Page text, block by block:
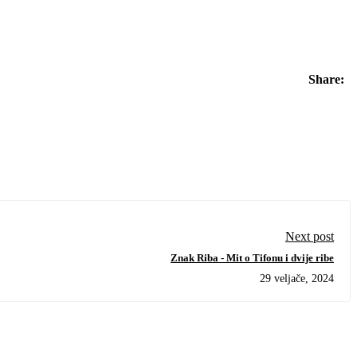
Share:
Next post
Znak Riba - Mit o Tifonu i dvije ribe
29 veljače, 2024